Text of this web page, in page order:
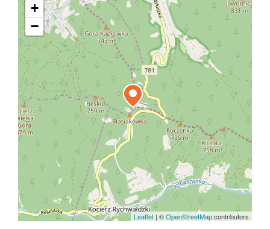
+
−
Leaflet | ©OpenStreetMapcontributors